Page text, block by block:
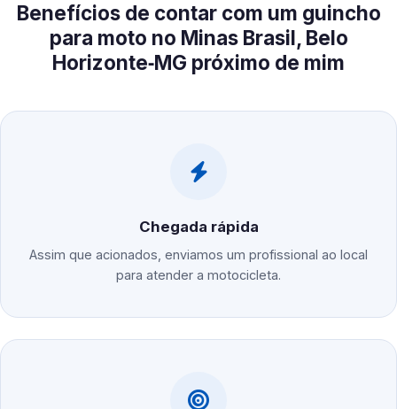
Benefícios de contar com um guincho
para moto no Minas Brasil, Belo
Horizonte‑MG próximo de mim
Chegada rápida
Assim que acionados, enviamos um profissional ao local
para atender a motocicleta.